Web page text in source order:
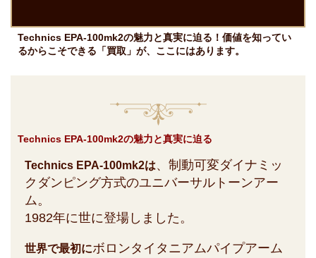
Technics EPA-100mk2の魅力と真実に迫る！価値を知ってい
るからこそできる「買取」が、ここにはあります。
Technics EPA-100mk2の魅力と真実に迫る
Technics EPA-100mk2は、制動可変ダイナミッ
クダンピング方式のユニバーサルトーンアー
ム。
1982年に世に登場しました。
世界で最初にボロンタイタニアムパイプアーム